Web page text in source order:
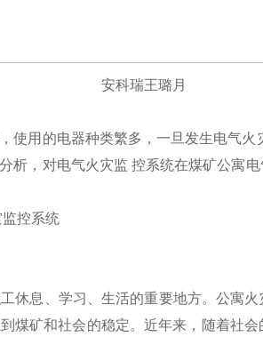
安科瑞王璐月
使用的电器种类繁多，一旦发生电气
析，对电气火灾监 控系统在煤矿公寓
控系统
息、学习、生活的重要地方。公寓火
煤矿和社会的稳定。近年来，随着社